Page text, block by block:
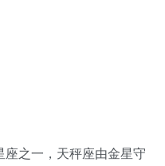
座之一，天秤座由金星守